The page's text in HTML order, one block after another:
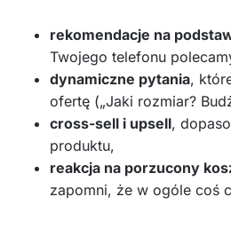
rekomendacje na
Twojego telefonu
dynamiczne pytania,
ofertę („Jaki rozmiar?
cross-sell i upsell,
produktu,
reakcja na porzucony
zapomni, że w ogóle coś